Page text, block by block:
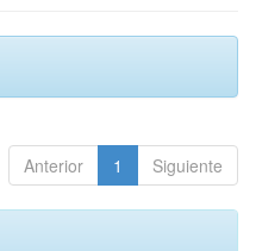
Anterior 1 Siguiente